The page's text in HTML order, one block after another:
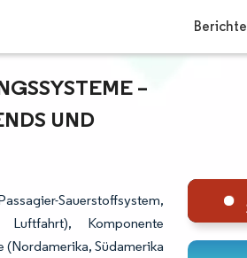
Berichte
–
UND P
Sauerstoffsystem,
Luftfahrt), Komponente
(Nordamerika, Südamerika